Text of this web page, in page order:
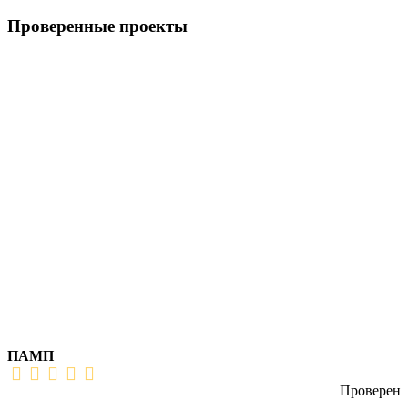
Проверенные проекты
ПАМП
Проверен